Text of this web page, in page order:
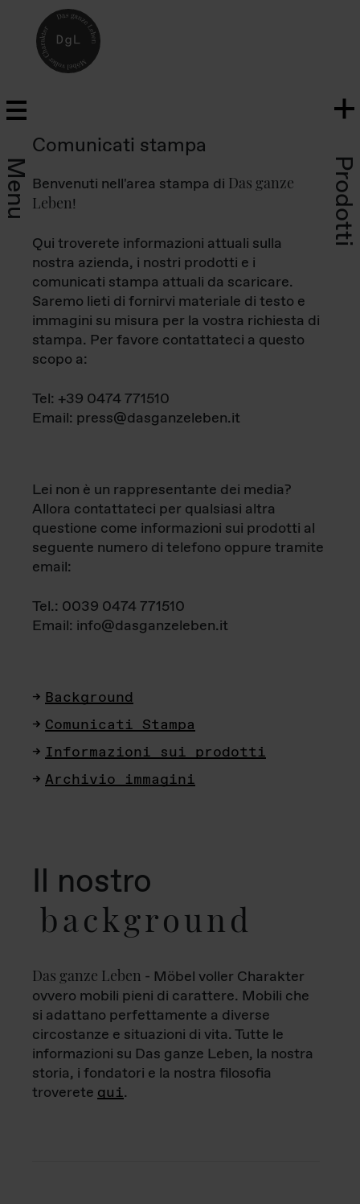
Menu Prodotti
Comunicati stampa
Benvenuti nell'area stampa di Das ganze
Leben!
Qui troverete informazioni attuali sulla
nostra azienda, i nostri prodotti e i
comunicati stampa attuali da scaricare.
Saremo lieti di fornirvi materiale di testo e
immagini su misura per la vostra richiesta di
stampa. Per favore contattateci a questo
scopo a:
Tel: +39 0474 771510
Email: press@dasganzeleben.it
Lei non è un rappresentante dei media?
Allora contattateci per qualsiasi altra
questione come informazioni sui prodotti al
seguente numero di telefono oppure tramite
email:
Tel.: 0039 0474 771510
Email: info@dasganzeleben.it
Background
Comunicati Stampa
Informazioni sui prodotti
Archivio immagini
Il nostro
background
Das ganze Leben - Möbel voller Charakter
ovvero mobili pieni di carattere. Mobili che
si adattano perfettamente a diverse
circostanze e situazioni di vita. Tutte le
informazioni su Das ganze Leben, la nostra
storia, i fondatori e la nostra filosofia
troverete qui.